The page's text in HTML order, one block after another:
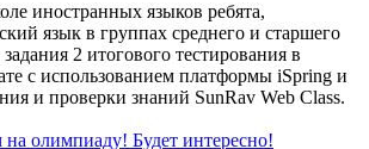
иностранных языков ребята,
язык в группах среднего и старшего
2 итогового тестирования в
с использованием платформы iSpring и
и проверки знаний SunRav Web Class.